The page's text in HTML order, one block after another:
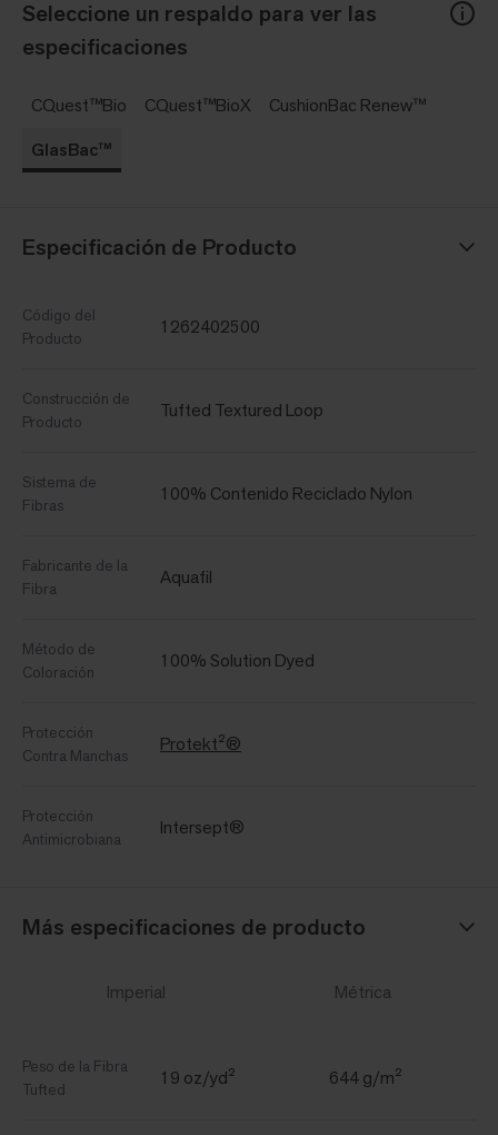
Seleccione un respaldo para ver las
especificaciones
CQuest™Bio CQuest™BioX
CushionBac Renew™
GlasBac™
Especificación de Producto
Código del
Producto
1262402500
Construcción de
Producto
Tufted Textured Loop
Sistema de
Fibras
100% Contenido Reciclado Nylon
Fabricante de la
Fibra
Aquafil
Método de
Coloración
100% Solution Dyed
Protección
Contra Manchas
Protekt²®
Protección
Antimicrobiana
Intersept®
Más especificaciones de producto
Imperial Métrica
Peso de la Fibra
Tufted
19 oz/yd² 644 g/m²